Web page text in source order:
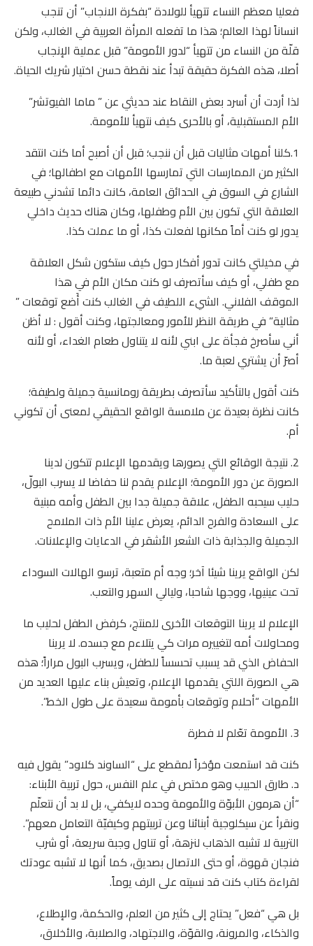
فعليا معظم النساء تتهيأ للولادة “بفكرة الانجاب” أن تنجب
انساناً لهذا العالم؛ هذا ما تفعله المرأة العربية في الغالب، ولكن
قلّة من النساء من تتهيأ “لدور الأمومة” قبل عملية الإنجاب
أصلا، هذه الفكرة حقيقة تبدأ عند نقطة حسن اختيار شريك الحياة.
لذا أردت أن أسرد بعض النقاط عند حديثي عن ” ماما الفيوتشر”
الأم المستقبلية، أو بالأحرى كيف نتهيأ للأمومة.
1.كلنا أمهات مثاليات قبل أن ننجب؛ قبل أن أصبح أما كنت انتقد
الكثير من الممارسات التي تمارسها الأمهات مع اطفالها؛ في
الشارع في السوق في الحدائق العامة، كانت دائما تشدني طبيعة
العلاقة التي تكون بين الأم وطفلها، وكان هناك حديث داخلي
يدور لو كنت أماً مكانها لفعلت كذا، أو ما عملت كذا.
في مخيلتي كانت تدور أفكار حول كيف ستكون شكل العلاقة
مع طفلي، أو كيف سأتصرف لو كنت مكان الأم في هذا
الموقف الفلاني. الشيء اللطيف في الغالب كنت أَضع توقعات ”
مثالية” في طريقة النظر للأمور ومعالجتها، وكنت أقول : لا أظن
أني سأصرخ فجأة على ابني لأنه لا يتناول طعام الغداء، أو لأنه
أصرّ أن يشتري لعبة ما.
كنت أقول بالتأكيد سأتصرف بطريقة رومانسية جميلة ولطيفة؛
كانت نظرة بعيدة عن ملامسة الواقع الحقيقي لمعنى أن تكوني
أم.
2. نتيجة الوقائع التي يصورها ويقدمها الإعلام تتكون لدينا
الصورة عن دور الأمومة؛ الإعلام يقدم لنا حفاضا لا يسرب البولّ،
حليب سيحبه الطفل، علاقة جميلة جدا بين الطفل وأمه مبنية
على السعادة والفرح الدائم، يعرض علينا الأم ذات الملامح
الجميلة والجذابة ذات الشعر الأشقر في الدعايات والإعلانات.
لكن الواقع يرينا شيئا آخر؛ وجه أم متعبة، ترسو الهالات السوداء
تحت عينيها، ووجها شاحبا، وليالي السهر والتعب.
الإعلام لا يرينا التوقعات الأخرى للمنتج، كرفض الطفل لحليب ما
ومحاولات أمه لتغييره مرات كي يتلاءم مع جسده. لا يرينا
الحفاض الذي قد يسبب تحسساً للطفل، ويسرب البول مراراً؛ هذه
هي الصورة اللتي يقدمها الإعلام، وتعيش بناء عليها العديد من
الأمهات “أحلام وتوقعات بأمومة سعيدة على طول الخط”.
3. الأمومة تعّلم لا فطرة
كنت قد استمعت مؤخراً لمقطع على “الساوند كلاود” يقول فيه
د. طارق الحبيب وهو مختص في علم النفس، حول تربية الأبناء:
“أن هرمون الأبوّة والأمومة وحده لايكفي، بل لا بد أن نتعلّم
ونقرأ عن سيكلوجية أبنائنا وعن تربيتهم وكيفيّة التعامل معهم”.
التربية لا تشبه الذهاب لنزهة، أو تناول وجبة سريعة، أو شرب
فنجان قهوة، أو حتى الاتصال بصديق، كما أنها لا تشبه عودتك
لقراءة كتاب كنت قد نسيته على الرف يوماً.
بل هي “فعل” يحتاج إلى كثير من العلم، والحكمة، والإطلاع،
والذكاء، والمرونة، والقوّة، والاجتهاد، والصلابة، والأخلاق،